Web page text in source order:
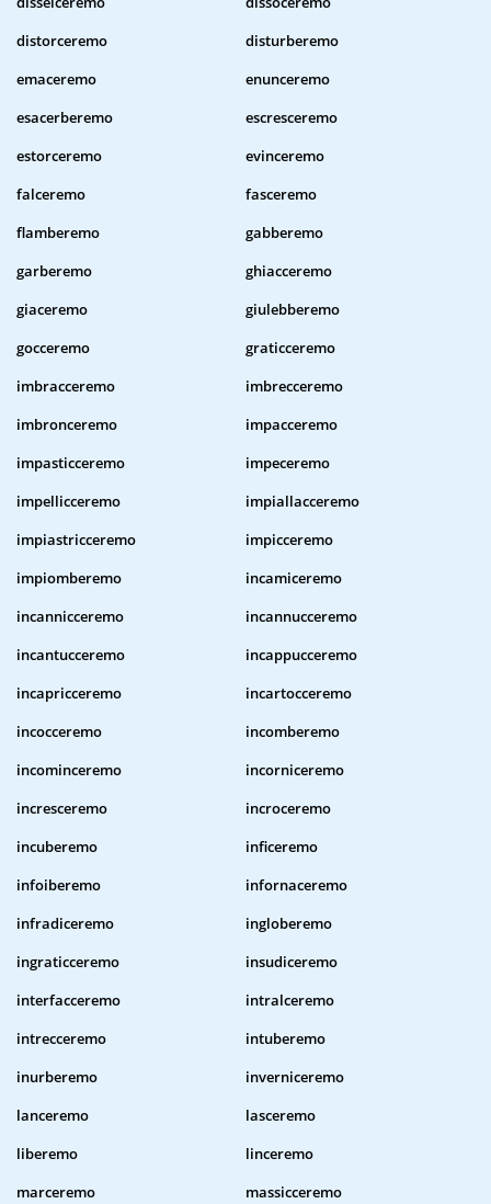
distorceremo
disturberemo
emaceremo
enunceremo
esacerberemo
escresceremo
estorceremo
evinceremo
falceremo
fasceremo
flamberemo
gabberemo
garberemo
ghiacceremo
giaceremo
giulebberemo
gocceremo
graticceremo
imbracceremo
imbrecceremo
imbronceremo
impacceremo
impasticceremo
impeceremo
impellicceremo
impiallacceremo
impiastricceremo
impicceremo
impiomberemo
incamiceremo
incannicceremo
incannucceremo
incantucceremo
incappucceremo
incapricceremo
incartocceremo
incocceremo
incomberemo
incominceremo
incorniceremo
incresceremo
incroceremo
incuberemo
inficeremo
infoiberemo
infornaceremo
infradiceremo
ingloberemo
ingraticceremo
insudiceremo
interfacceremo
intralceremo
intrecceremo
intuberemo
inurberemo
inverniceremo
lanceremo
lasceremo
liberemo
linceremo
marceremo
massicceremo